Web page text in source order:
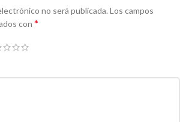
no será publicada. Los campos
con *